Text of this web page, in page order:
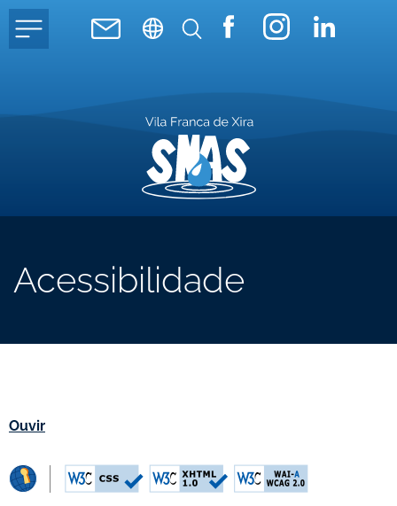
Acessibilidade
Ouvir